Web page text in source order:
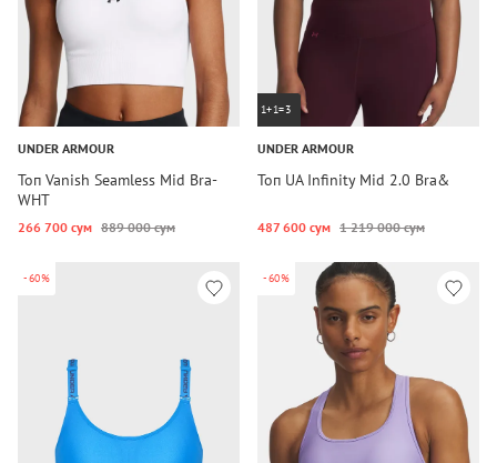
UNDER ARMOUR
Топ Vanish Seamless Mid Bra-
WHT
266 700 сум 889 000 сум
1+1=3
UNDER ARMOUR
Топ UA Infinity Mid 2.0 Bra&
487 600 сум 1 219 000 сум
-60% -60%